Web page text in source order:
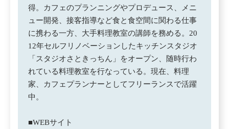
得。カフェのプランニングやプロデュース、メニ
ュー開発、接客指導など食と食空間に関わる仕事
に携わる一方、大手料理教室の講師を務める。20
12年セルフリノベーションしたキッチンスタジオ
「スタジオさときっちん」をオープン、随時行わ
れている料理教室を行なっている。現在、料理
家、カフェプランナーとしてフリーランスで活躍
中。
■WEBサイト